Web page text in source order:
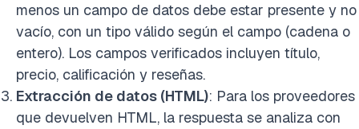
menos un campo de datos debe estar presente y no
vacío, con un tipo válido según el campo (cadena o
entero). Los campos verificados incluyen título,
precio, calificación y reseñas.
Extracción de datos (HTML): Para los proveedores
que devuelven HTML, la respuesta se analiza con